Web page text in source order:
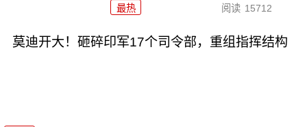
最热 阅读 15712
莫迪开大！砸碎印军17个司令部，重组指挥结构